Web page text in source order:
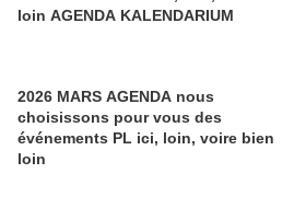
loin AGENDA KALENDARIUM
2026 MARS AGENDA nous
choisissons pour vous des
événements PL ici, loin, voire bien
loin